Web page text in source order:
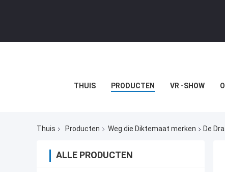
THUIS PRODUCTEN VR -SHOW
Thuis Producten Weg die Diktemaat merken De
ALLE PRODUCTEN